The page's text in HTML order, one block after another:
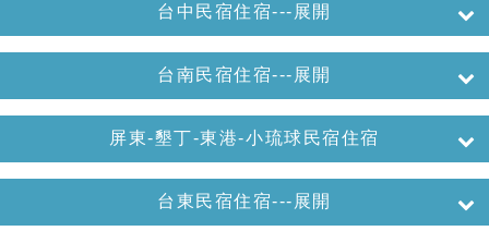
台中民宿住宿---展開
台南民宿住宿---展開
屏東-墾丁-東港-小琉球民宿住宿
台東民宿住宿---展開